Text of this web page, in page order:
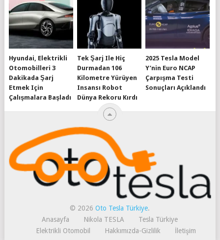
Hyundai, Elektrikli
Otomobilleri 3
Dakikada Şarj
Etmek Için
Çalışmalara Başladı
Tek Şarj Ile Hiç
Durmadan 106
Kilometre Yürüyen
Insansı Robot
Dünya Rekoru Kırdı
2025 Tesla Model
Y’nin Euro NCAP
Çarpışma Testi
Sonuçları Açıklandı
© 2026Oto Tesla Türkiye.
Anasayfa
Nikola TESLA
Tesla Türkiye
Elektrikli Otomobil
Hakkımızda-Gizlilik İletişim